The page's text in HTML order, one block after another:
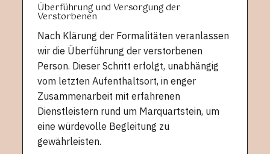
Überführung und Versorgung der
Verstorbenen
Nach Klärung der Formalitäten veranlassen
wir die Überführung der verstorbenen
Person. Dieser Schritt erfolgt, unabhängig
vom letzten Aufenthaltsort, in enger
Zusammenarbeit mit erfahrenen
Dienstleistern rund um Marquartstein, um
eine würdevolle Begleitung zu
gewährleisten.